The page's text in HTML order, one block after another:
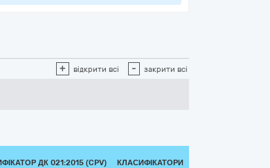
+ відкрити всі - закрити всі
ДК 021:2015 (CPV) КЛАСИФІКАТОРИ